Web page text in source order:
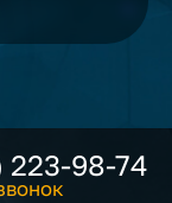
223-98-74